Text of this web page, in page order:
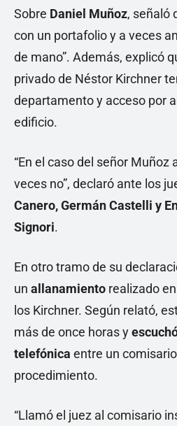
Sobre Daniel Muñoz, señaló
con un portafolio y a veces
de mano”. Además, explicó
privado de Néstor Kirchner
departamento y acceso por
edificio.
“En el caso del señor Muñoz
veces no”, declaró ante los
Canero, Germán Castelli y
Signori.
En otro tramo de su
un allanamiento realizado
los Kirchner. Según relató,
más de once horas y
telefónica entre un
procedimiento.
“Llamó el juez al comisario